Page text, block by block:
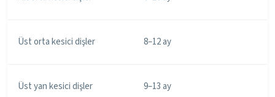
Üst orta kesici dişler 8–12 ay
Üst yan kesici dişler 9–13 ay